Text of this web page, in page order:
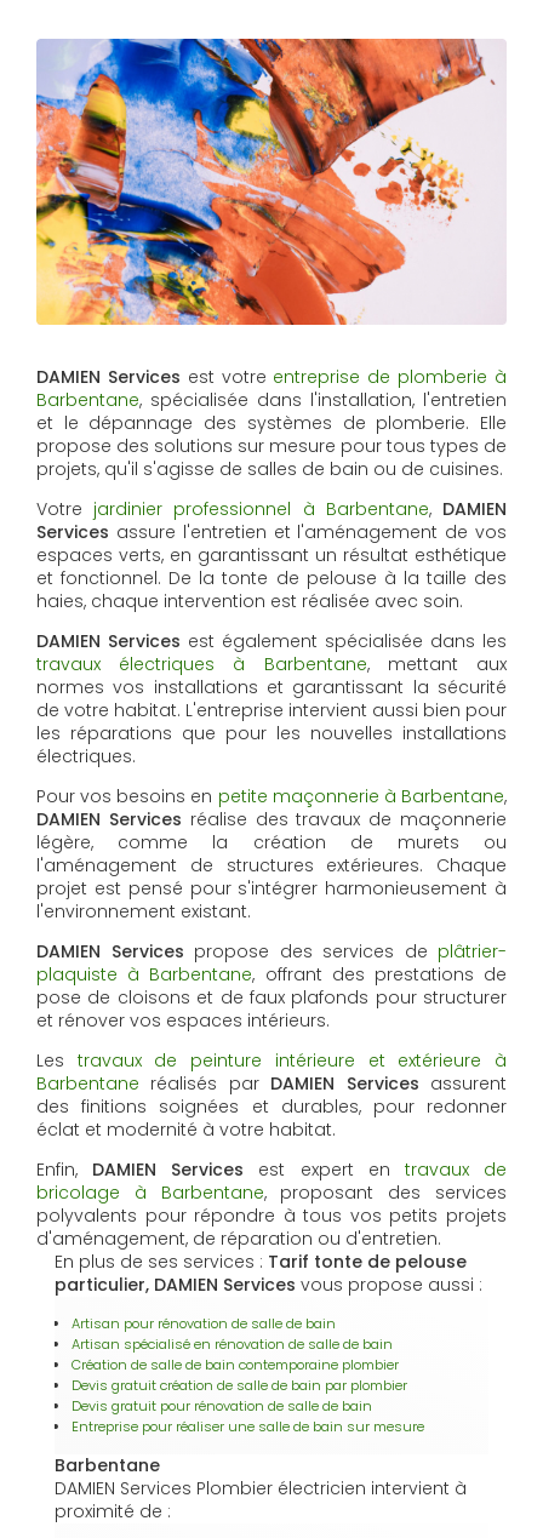
DAMIEN Services est votre entreprise de plomberie à
Barbentane, spécialisée dans l'installation, l'entretien
et le dépannage des systèmes de plomberie. Elle
propose des solutions sur mesure pour tous types de
projets, qu'il s'agisse de salles de bain ou de cuisines.
Votre jardinier professionnel à Barbentane, DAMIEN
Services assure l'entretien et l'aménagement de vos
espaces verts, en garantissant un résultat esthétique
et fonctionnel. De la tonte de pelouse à la taille des
haies, chaque intervention est réalisée avec soin.
DAMIEN Services est également spécialisée dans les
travaux électriques à Barbentane, mettant aux
normes vos installations et garantissant la sécurité
de votre habitat. L'entreprise intervient aussi bien pour
les réparations que pour les nouvelles installations
électriques.
Pour vos besoins en petite maçonnerie à Barbentane,
DAMIEN Services réalise des travaux de maçonnerie
légère, comme la création de murets ou
l'aménagement de structures extérieures. Chaque
projet est pensé pour s'intégrer harmonieusement à
l'environnement existant.
DAMIEN Services propose des services de plâtrier-
plaquiste à Barbentane, offrant des prestations de
pose de cloisons et de faux plafonds pour structurer
et rénover vos espaces intérieurs.
Les travaux de peinture intérieure et extérieure à
Barbentane réalisés par DAMIEN Services assurent
des finitions soignées et durables, pour redonner
éclat et modernité à votre habitat.
Enfin, DAMIEN Services est expert en travaux de
bricolage à Barbentane, proposant des services
polyvalents pour répondre à tous vos petits projets
d'aménagement, de réparation ou d'entretien.
En plus de ses services : Tarif tonte de pelouse
particulier, DAMIEN Services vous propose aussi :
Artisan pour rénovation de salle de bain
Artisan spécialisé en rénovation de salle de bain
Création de salle de bain contemporaine plombier
Devis gratuit création de salle de bain par plombier
Devis gratuit pour rénovation de salle de bain
Entreprise pour réaliser une salle de bain sur mesure
Barbentane
DAMIEN Services Plombier électricien intervient à
proximité de :